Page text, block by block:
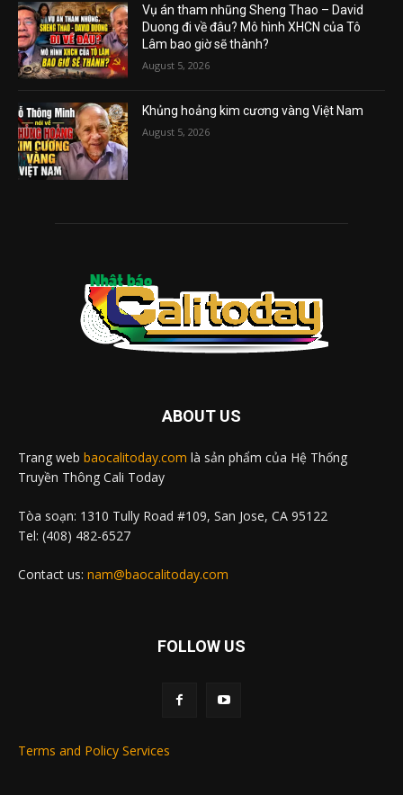
Vụ án tham nhũng Sheng Thao – David
Duong đi về đâu? Mô hình XHCN của Tô
Lâm bao giờ sẽ thành?
August 5, 2026
Khủng hoảng kim cương vàng Việt Nam
August 5, 2026
ABOUT US
Trang web baocalitoday.com là sản phẩm của Hệ Thống
Truyền Thông Cali Today
Tòa soạn: 1310 Tully Road #109, San Jose, CA 95122
Tel: (408) 482-6527
Contact us: nam@baocalitoday.com
FOLLOW US
Terms and Policy Services